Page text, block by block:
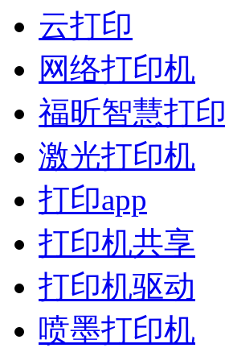
云打印
网络打印机
福昕智慧打印
激光打印机
打印app
打印机共享
打印机驱动
喷墨打印机